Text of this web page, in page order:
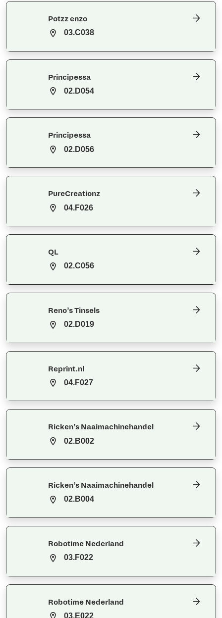
Potzz enzo
03.C038
Principessa
02.D054
Principessa
02.D056
PureCreationz
04.F026
QL
02.C056
Reno’s Tinsels
02.D019
Reprint.nl
04.F027
Ricken’s Naaimachinehandel
02.B002
Ricken’s Naaimachinehandel
02.B004
Robotime Nederland
03.F022
Robotime Nederland
03.E022